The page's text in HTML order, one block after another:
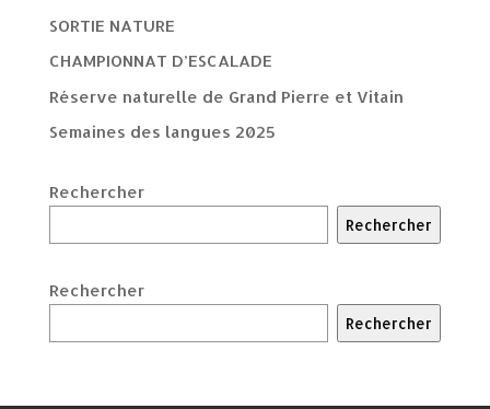
SORTIE NATURE
CHAMPIONNAT D’ESCALADE
Réserve naturelle de Grand Pierre et Vitain
Semaines des langues 2025
Rechercher
Rechercher
Rechercher
Rechercher